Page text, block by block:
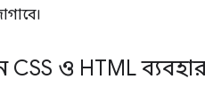
CSS ও HTML